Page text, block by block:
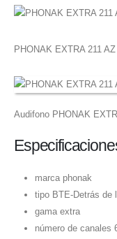
PHONAK EXTRA 211
Audifono PHONAK
marca phonak
tipo BTE-Detrás de
gama extra
número de canales